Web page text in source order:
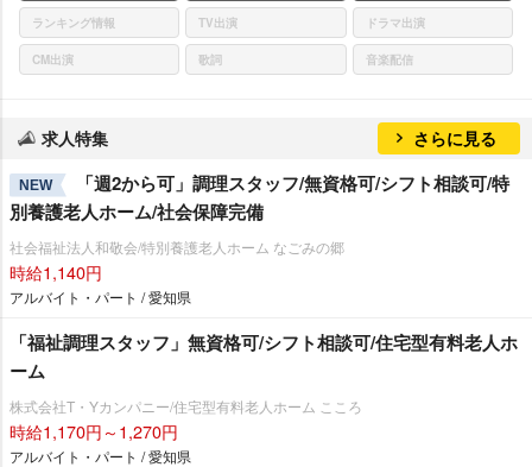
ランキング情報 TV出演 ドラマ出演
CM出演 歌詞 音楽配信
求人特集 さらに見る
NEW
「週2から可」調理スタッフ/無資格可/シフト相談可/特
別養護老人ホーム/社会保障完備
社会福祉法人和敬会/特別養護老人ホーム なごみの郷
時給1,140円
アルバイト・パート / 愛知県
「福祉調理スタッフ」無資格可/シフト相談可/住宅型有料老人ホ
ーム
株式会社T・Yカンパニー/住宅型有料老人ホーム こころ
時給1,170円～1,270円
アルバイト・パート / 愛知県